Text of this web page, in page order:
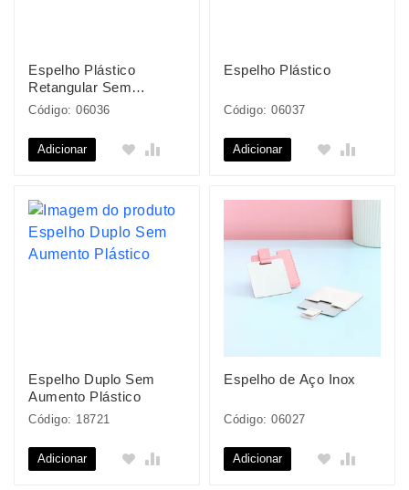
Espelho Plástico
Retangular Sem
Aumento
Código: 06036
Adicionar
Espelho Plástico
Código: 06037
Adicionar
Espelho Duplo Sem
Aumento Plástico
Código: 18721
Adicionar
Espelho de Aço Inox
Código: 06027
Adicionar